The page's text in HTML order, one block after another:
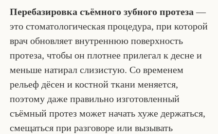
Перебазировка съёмного зубного протеза —
это стоматологическая процедура, при которой
врач обновляет внутреннюю поверхность
протеза, чтобы он плотнее прилегал к десне и
меньше натирал слизистую. Со временем
рельеф дёсен и костной ткани меняется,
поэтому даже правильно изготовленный
съёмный протез может начать хуже держаться,
смещаться при разговоре или вызывать